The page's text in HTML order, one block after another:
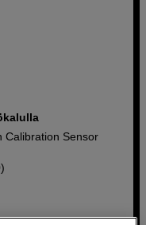
Calibration Sensor